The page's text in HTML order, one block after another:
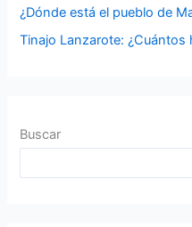
¿Dónde está el pueblo de
Tinajo Lanzarote:
Buscar